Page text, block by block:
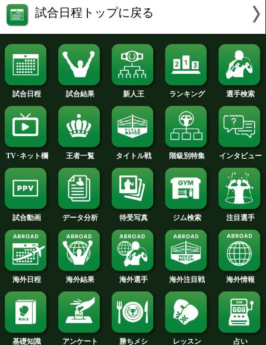
投票の途中経過をみる
ミドル級4回戦
松井 亮介(ワタナベ)
VS
清野 航(石橋)
勝ち予想をする
投票の途中経過をみる
注目:国内プロボクサーの引退年齢は、